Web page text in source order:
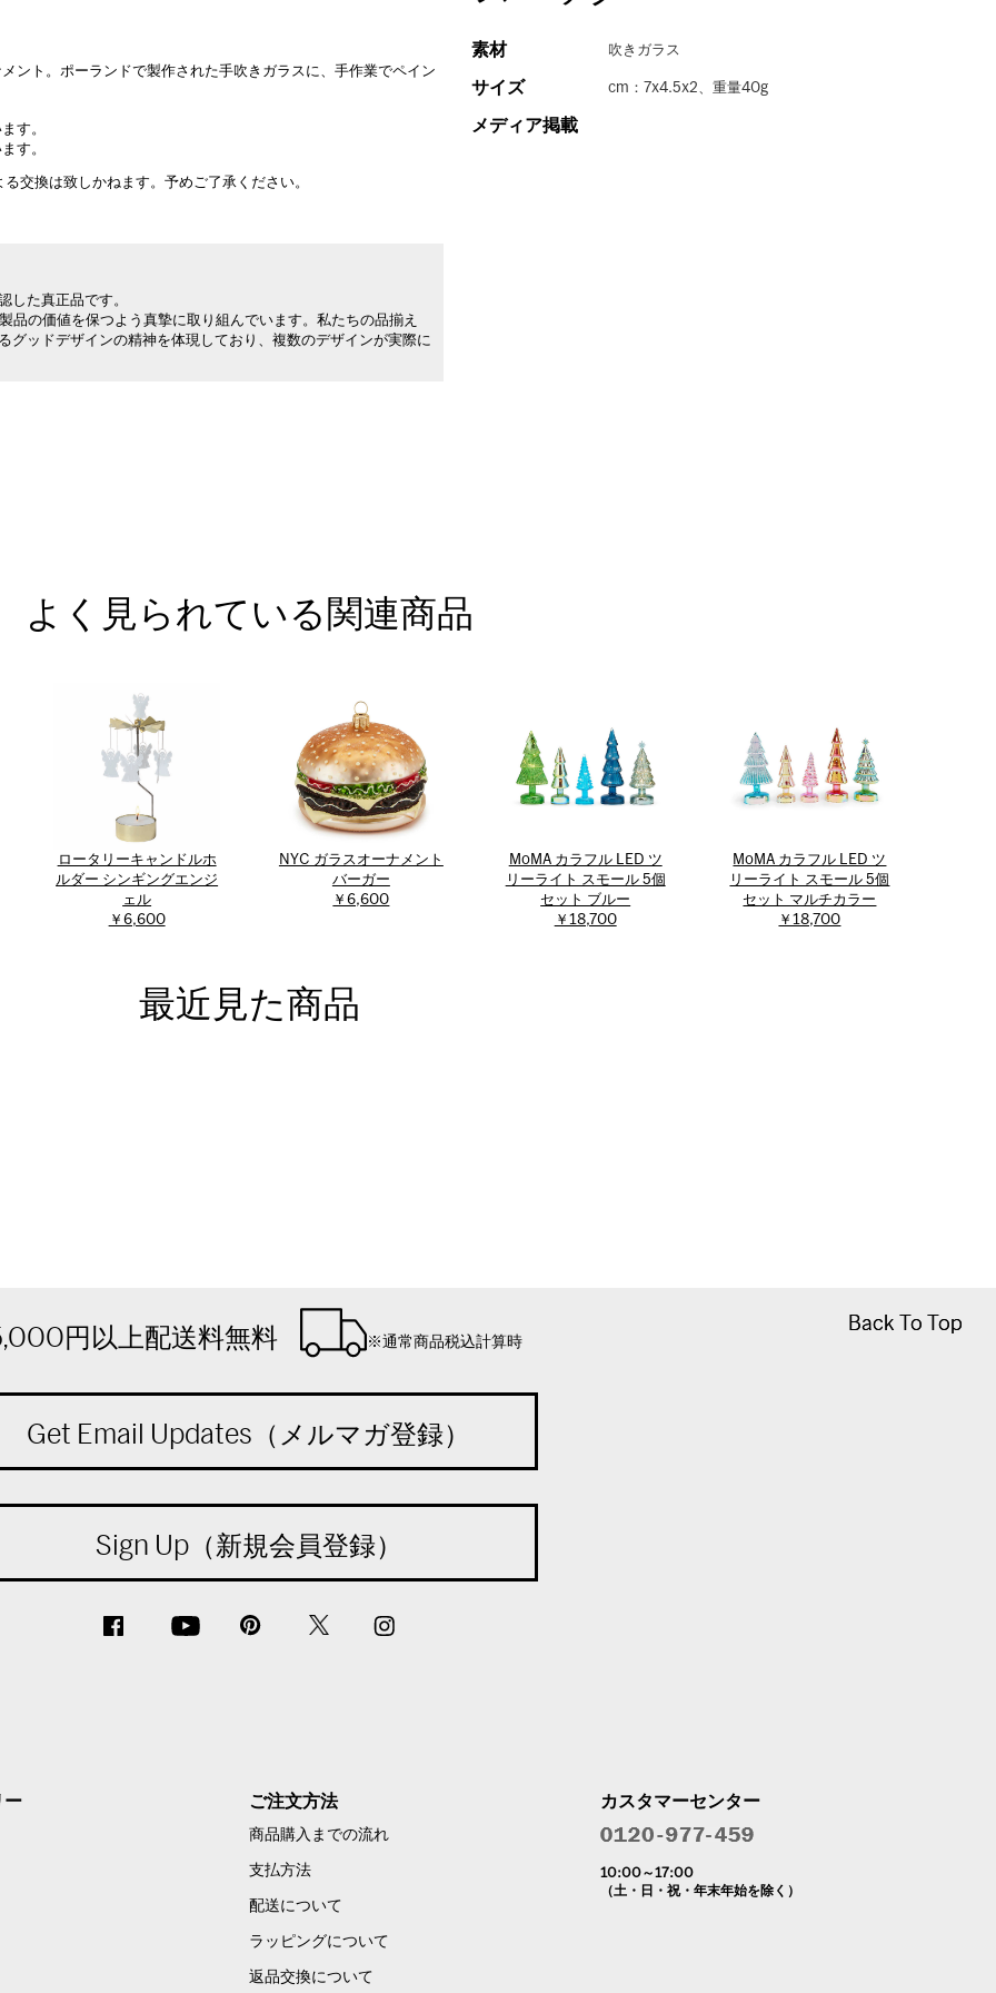
ント。ポーランドで製作された手吹きガラスに、手作業でペイン
す。
す。
交換は致しかねます。予めご了承ください。
した真正品です。
の価値を保つよう真摯に取り組んでいます。私たちの品揃え
ッドデザインの精神を体現しており、複数のデザインが実際に
素材 吹きガラス
サイズ cm：7x4.5x2、重量40g
メディア掲載
よく見られている関連商品
ロータリーキャンドルホ
ルダー シンギングエンジ
ェル
￥6,600
NYC ガラスオーナメント
バーガー
￥6,600
MoMA カラフル LED ツ
リーライト スモール 5個
セット ブルー
￥18,700
MoMA カラフル LED ツ
リーライト スモール 5個
セット マルチカラー
￥18,700
最近見た商品
Back To Top
Back To Top
円以上配送料無料 ※通常商品税込計算時
Get Email Updates（メルマガ登録）
Sign Up（新規会員登録）
ー ご注文方法
商品購入までの流れ
支払方法
配送について
ラッピングについて
返品交換について
カスタマーセンター
10:00～17:00
（土・日・祝・年末年始を除く）